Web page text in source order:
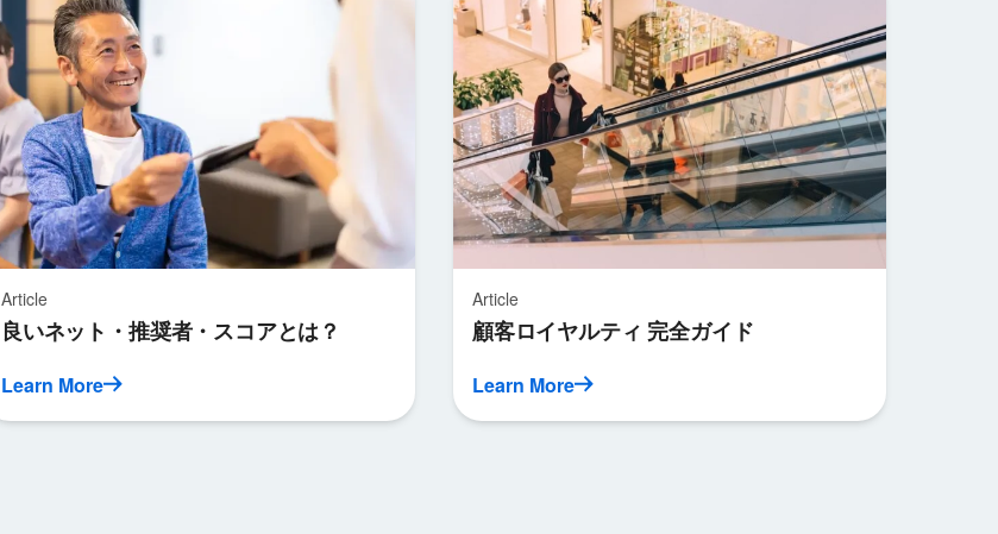
Article
良いネット・推奨者・スコアとは？
Learn More
Article
顧客ロイヤルティ 完全ガイド
Learn More